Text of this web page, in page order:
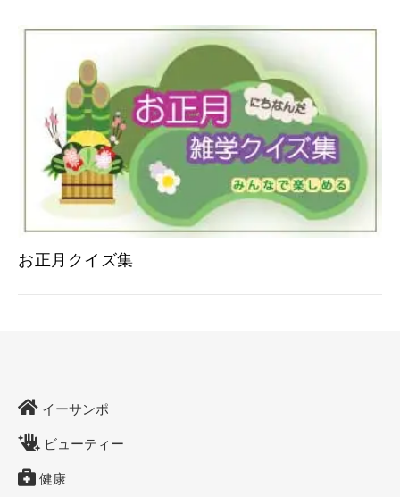
お正月クイズ集
イーサンポ
ビューティー
健康